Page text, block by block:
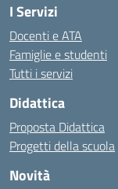
I Servizi
Docenti e ATA
Famiglie e studenti
Tutti i servizi
Didattica
Proposta Didattica
Progetti della scuola
Novità